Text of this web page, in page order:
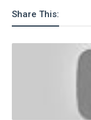
Share This: